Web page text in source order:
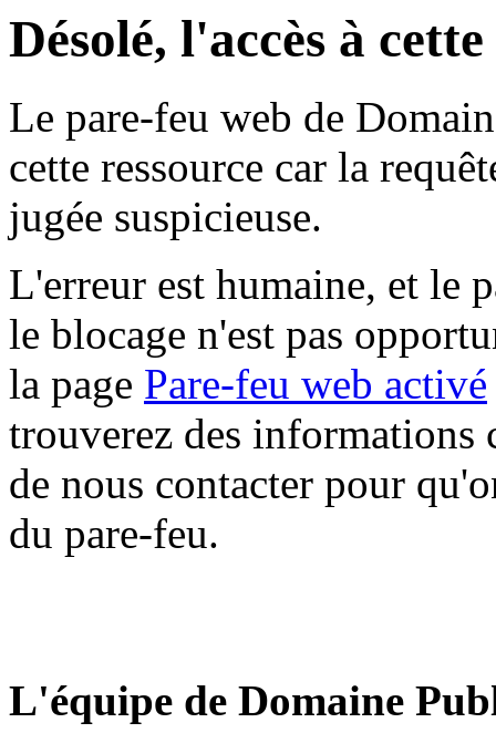
Désolé, l'accès à
Le pare-feu web de
cette ressource car la
jugée suspicieuse.
L'erreur est humaine, et le
le blocage n'est pas
la page Pare-feu web activé
trouverez des informations
de nous contacter pour
du pare-feu.
L'équipe de Domaine